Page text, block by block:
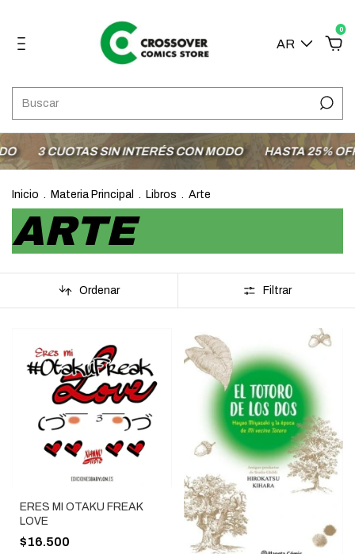
AR
0
3 CUOTAS SIN INTERÉS CON MODO HASTA 25% OFF
Inicio . Materia Principal . Libros . Arte
ARTE
Ordenar Filtrar
ERES MI OTAKU FREAK
LOVE
$16.500